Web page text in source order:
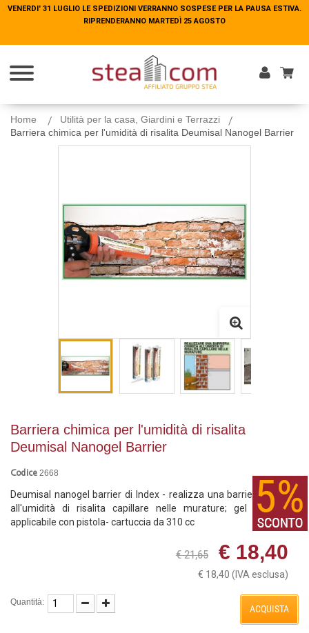
VENERDI' 31 LUGLIO LE SPEDIZIONI VERRANNO SOSPESE PER LA PAUSA ESTIVA.
RIPRENDERANNO MARTEDÌ 25 AGOSTO
Home
Utilità per la casa, Giardini e Terrazzi
Barriera chimica per l'umidità di risalita Deumisal Nanogel Barrier
Barriera chimica per l'umidità di risalita
Deumisal Nanogel Barrier
Codice 2668
Deumisal nanogel barrier di Index - realizza una barriera chimica
all'umidità di risalita capillare nelle murature; gel iniettabile,
applicabile con pistola- cartuccia da 310 cc
€ 18,40
€ 21,65
€ 18,40 (IVA esclusa)
Quantità:
ACQUISTA
VENERDI' 31 LUGLIO LE SPEDIZIONI VERRANNO SOSPESE PER LA PAUSA ESTIVA.
RIPRENDERANNO MARTEDÌ 25 AGOSTO